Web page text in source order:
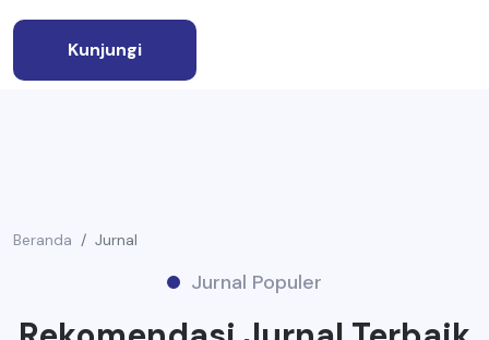
Kunjungi
Beranda Jurnal
Jurnal Populer